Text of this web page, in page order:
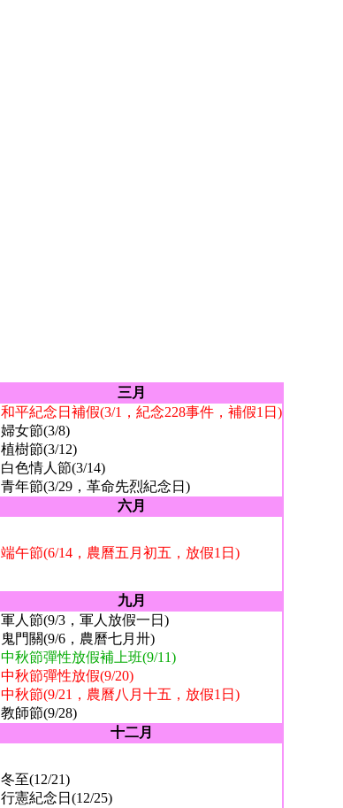
三月
和平紀念日補假(3/1，紀念228事件，補假1日)
婦女節(3/8)
植樹節(3/12)
白色情人節(3/14)
青年節(3/29，革命先烈紀念日)
六月
端午節(6/14，農曆五月初五，放假1日)
九月
軍人節(9/3，軍人放假一日)
鬼門關(9/6，農曆七月卅)
中秋節彈性放假補上班(9/11)
中秋節彈性放假(9/20)
中秋節(9/21，農曆八月十五，放假1日)
教師節(9/28)
十二月
冬至(12/21)
行憲紀念日(12/25)